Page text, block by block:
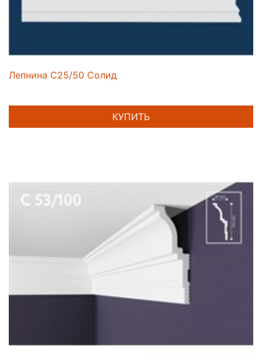
Лепнина C25/50 Солид
КУПИТЬ